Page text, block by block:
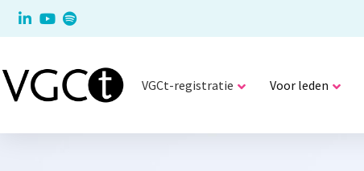
VGCt-registratie Voor leden